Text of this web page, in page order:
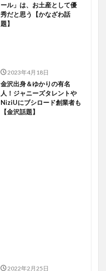
ール」は、お土産として優
秀だと思う【かなざわ話
題】
2023年4月18日
金沢出身＆ゆかりの有名
人！ジャニーズタレントや
NiziUにブシロード創業者も
【金沢話題】
2022年2月25日